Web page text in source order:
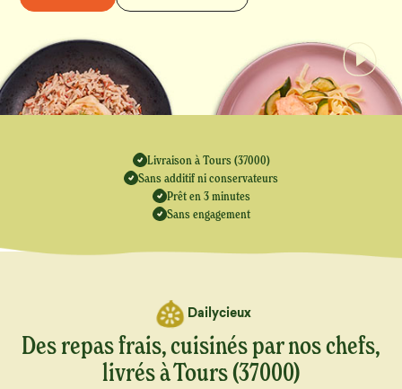
Livraison à Tours (37000)
Sans additif ni conservateurs
Prêt en 3 minutes
Sans engagement
Dailycieux
Des repas frais, cuisinés par nos chefs,
livrés à Tours (37000)